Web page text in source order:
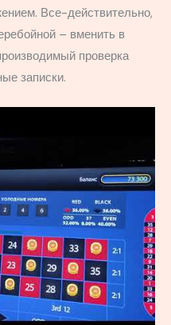
Все-действительно,
– вменить в
проверка
записки.